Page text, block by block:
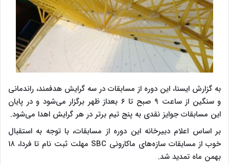
به گزارش ایسنا، این دوره از مسابقات در سه گرایش هدفمند، راندمانی
و سنگین از ساعت ۹ صبح تا ۶ بعداز ظهر برگزار می‌شود و در پایان
این مسابقات جوایز نقدی به پنج تیم برتر در هر گرایش اهدا می‌شود.
بر اساس اعلام دبیرخانه این دوره از مسابقات، با توجه به استقبال
خوب از مسابقات سازه‌های ماکارونی SBC مهلت ثبت نام تا فردا، ۱۸
بهمن ماه تمدید شد.